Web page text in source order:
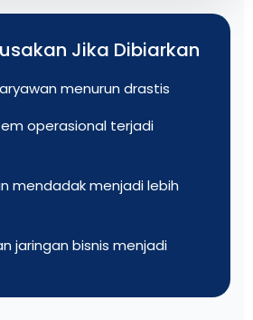
Jika Dibiarkan
menurun drastis
operasional terjadi
mendadak menjadi lebih
jaringan bisnis menjadi